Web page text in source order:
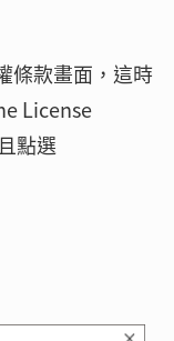
條款畫面，這時
License
點選